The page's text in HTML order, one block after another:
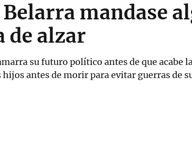
mandase
de alzar
su futuro político antes de que acabe
hijos antes de morir para evitar guerras de